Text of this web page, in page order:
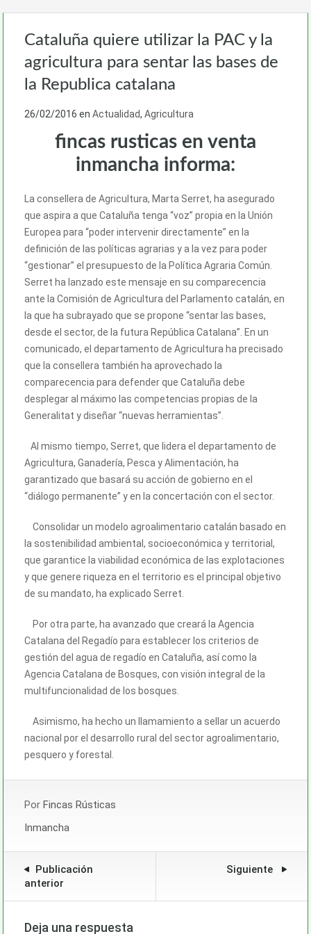
Cataluña quiere utilizar la PAC y la
agricultura para sentar las bases de
la Republica catalana
26/02/2016 en Actualidad, Agricultura
fincas rusticas en venta
inmancha informa:
La consellera de Agricultura, Marta Serret, ha asegurado
que aspira a que Cataluña tenga “voz” propia en la Unión
Europea para “poder intervenir directamente” en la
definición de las políticas agrarias y a la vez para poder
“gestionar” el presupuesto de la Política Agraria Común.
Serret ha lanzado este mensaje en su comparecencia
ante la Comisión de Agricultura del Parlamento catalán, en
la que ha subrayado que se propone “sentar las bases,
desde el sector, de la futura República Catalana”. En un
comunicado, el departamento de Agricultura ha precisado
que la consellera también ha aprovechado la
comparecencia para defender que Cataluña debe
desplegar al máximo las competencias propias de la
Generalitat y diseñar “nuevas herramientas”.
Al mismo tiempo, Serret, que lidera el departamento de
Agricultura, Ganadería, Pesca y Alimentación, ha
garantizado que basará su acción de gobierno en el
“diálogo permanente” y en la concertación con el sector.
Consolidar un modelo agroalimentario catalán basado en
la sostenibilidad ambiental, socioeconómica y territorial,
que garantice la viabilidad económica de las explotaciones
y que genere riqueza en el territorio es el principal objetivo
de su mandato, ha explicado Serret.
Por otra parte, ha avanzado que creará la Agencia
Catalana del Regadío para establecer los criterios de
gestión del agua de regadío en Cataluña, así como la
Agencia Catalana de Bosques, con visión integral de la
multifuncionalidad de los bosques.
Asimismo, ha hecho un llamamiento a sellar un acuerdo
nacional por el desarrollo rural del sector agroalimentario,
pesquero y forestal.
Por Fincas Rústicas
Inmancha
Publicación
anterior
Siguiente
Deja una respuesta